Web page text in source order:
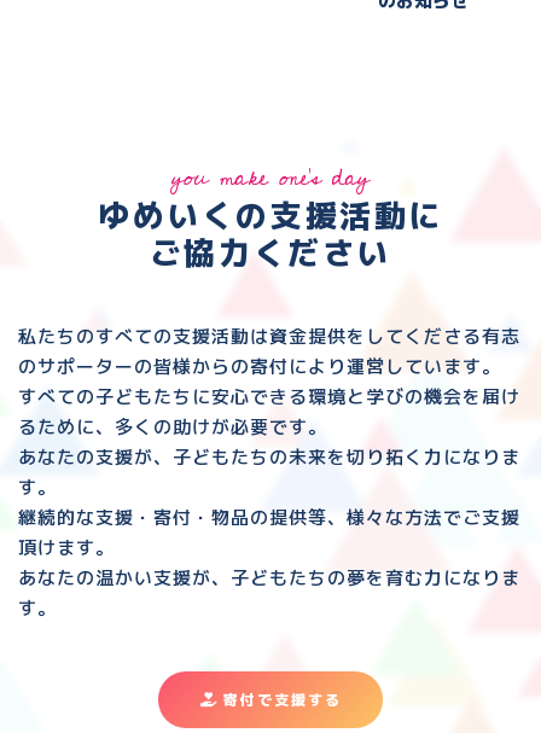
you make one's day
ゆめいくの支援活動に
ご協力ください
私たちのすべての支援活動は資金提供をしてくださる有志
のサポーターの皆様からの寄付により運営しています。
すべての子どもたちに安心できる環境と 学びの機会を届け
るために、多くの助けが必要です。
あなたの支援が、子どもたちの未来を切り拓く力になりま
す。
継続的な支援・寄付・物品の提供等、様々な方法でご支援
頂けます。
あなたの温かい支援が、子どもたちの夢を育む力になりま
す。
寄付で支援する